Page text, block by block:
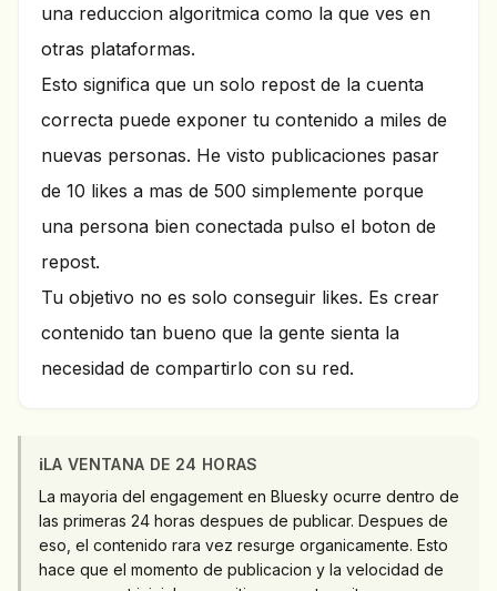
una reduccion algoritmica como la que ves en
otras plataformas.
Esto significa que un solo repost de la cuenta
correcta puede exponer tu contenido a miles de
nuevas personas. He visto publicaciones pasar
de 10 likes a mas de 500 simplemente porque
una persona bien conectada pulso el boton de
repost.
Tu objetivo no es solo conseguir likes. Es crear
contenido tan bueno que la gente sienta la
necesidad de compartirlo con su red.
ℹ️LA VENTANA DE 24 HORAS
La mayoria del engagement en Bluesky ocurre dentro de
las primeras 24 horas despues de publicar. Despues de
eso, el contenido rara vez resurge organicamente. Esto
hace que el momento de publicacion y la velocidad de